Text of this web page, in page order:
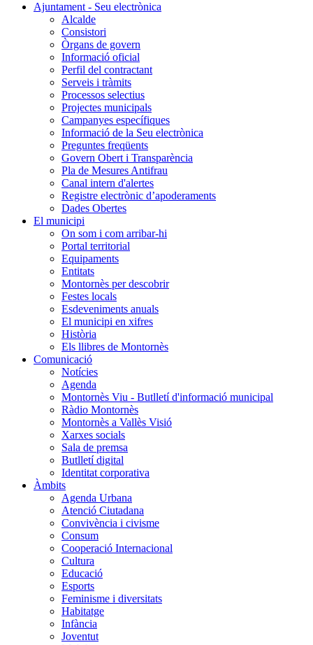
Ajuntament - Seu electrònica
Alcalde
Consistori
Òrgans de govern
Informació oficial
Perfil del contractant
Serveis i tràmits
Processos selectius
Projectes municipals
Campanyes específiques
Informació de la Seu electrònica
Preguntes freqüents
Govern Obert i Transparència
Pla de Mesures Antifrau
Canal intern d'alertes
Registre electrònic d’apoderaments
Dades Obertes
El municipi
On som i com arribar-hi
Portal territorial
Equipaments
Entitats
Montornès per descobrir
Festes locals
Esdeveniments anuals
El municipi en xifres
Història
Els llibres de Montornès
Comunicació
Notícies
Agenda
Montornès Viu - Butlletí d'informació municipal
Ràdio Montornès
Montornès a Vallès Visió
Xarxes socials
Sala de premsa
Butlletí digital
Identitat corporativa
Àmbits
Agenda Urbana
Atenció Ciutadana
Convivència i civisme
Consum
Cooperació Internacional
Cultura
Educació
Esports
Feminisme i diversitats
Habitatge
Infància
Joventut